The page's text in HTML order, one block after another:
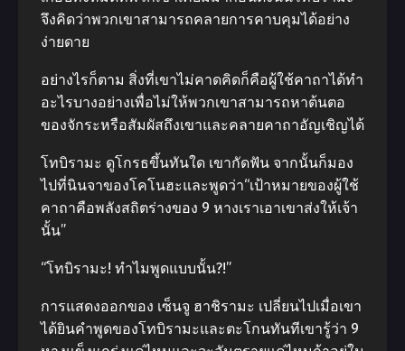
จึงคิดว่าพวกเขาสามารถคลายการคาบคุมได้อย่าง
ง่ายดาย
อย่างไรก็ตาม สิ่งที่เขาไม่คาดคิดก็คือผู้ใช้คาถาได้ทํา
อะไรบางอย่างเพื่อไม่ให้พวกเขาสามารถหาต้นตอ
ของจักระหรือสัมผัสถึงเขาและคลายคาถาอัญเชิญได้
โทบิรามะ ดูโกรธขึ้นทันใด เขากัดฟัน จากนั้นก็มอง
ไปที่นินจาของโคโนฮะและพูดว่า“เป้าหมายของผู้ใช้
คาถาคือพลังสถิตร่างของ 9 หางเราเอาเขาส่งให้เจ้า
นั้น”
“โทบิรามะ! ทําไมพูดแบบนั้น?!”
การแสดงออกของ เซ็นจู ฮาชิรามะ เปลี่ยนไปเมื่อเขา
ได้ยินคําพูดของโทบิรามะและตะโกนทันทีเขารู้ว่า 9